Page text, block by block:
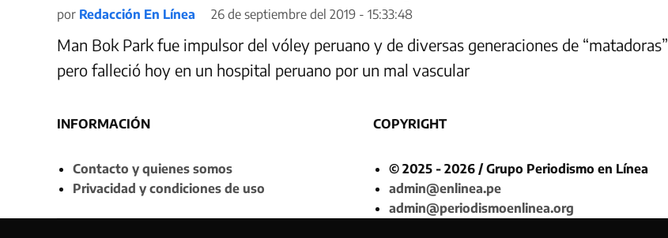
por Redacción En Línea 26 de septiembre del 2019 - 15:33:48
Man Bok Park fue impulsor del vóley peruano y de diversas generaciones de “matadoras”
pero falleció hoy en un hospital peruano por un mal vascular
INFORMACIÓN
Contacto y quienes somos
Privacidad y condiciones de uso
COPYRIGHT
© 2025 - 2026 / Grupo Periodismo en Línea
admin@enlinea.pe
admin@periodismoenlinea.org